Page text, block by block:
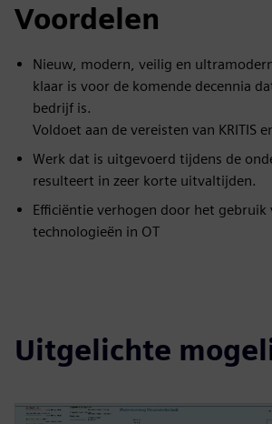
Voordelen
Nieuw, modern, veilig en
klaar is voor de komende decennia
bedrijf is.
Voldoet aan de vereisten van KRITIS
Werk dat is uitgevoerd tijdens de
resulteert in zeer korte uitvaltijden.
Efficiëntie verhogen door het gebruik
technologieën in OT
Uitgelichte